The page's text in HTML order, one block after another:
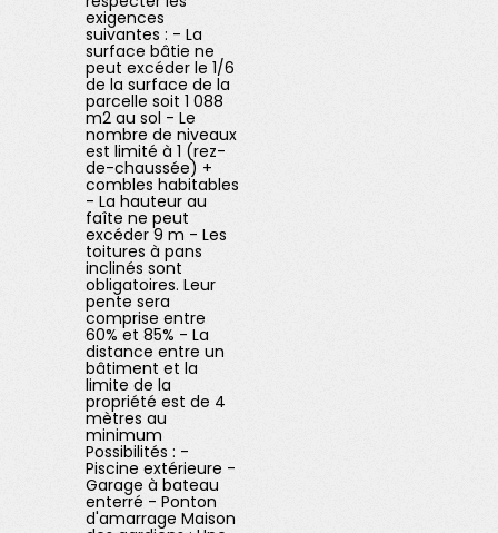
exigences
suivantes : - La
surface bâtie ne
peut excéder le 1/6
de la surface de la
parcelle soit 1 088
m2 au sol - Le
nombre de niveaux
est limité à 1 (rez-
de-chaussée) +
combles habitables
- La hauteur au
faîte ne peut
excéder 9 m - Les
toitures à pans
inclinés sont
obligatoires. Leur
pente sera
comprise entre
60% et 85% - La
distance entre un
bâtiment et la
limite de la
propriété est de 4
mètres au
minimum
Possibilités : -
Piscine extérieure -
Garage à bateau
enterré - Ponton
d'amarrage Maison